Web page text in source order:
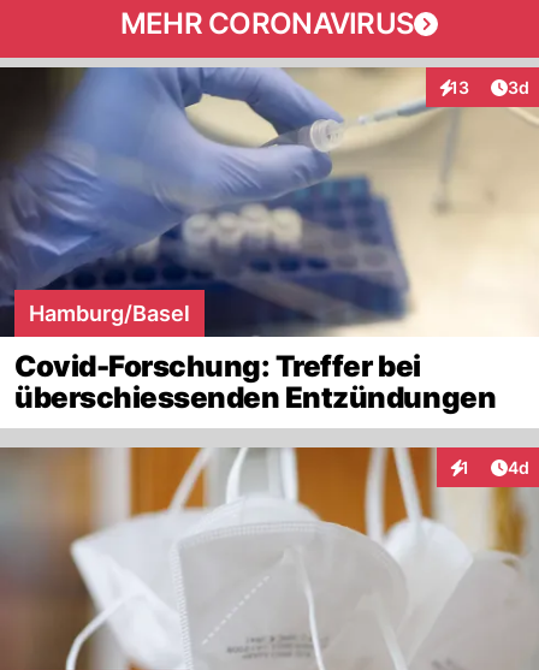
MEHR CORONAVIRUS
13
Interaktionen
3d
Hamburg/Basel
Covid-Forschung: Treffer bei
überschiessenden Entzündungen
1 4d